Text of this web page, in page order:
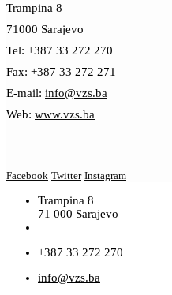
Trampina 8
71000 Sarajevo
Tel: +387 33 272 270
Fax: +387 33 272 271
E-mail: info@vzs.ba
Web: www.vzs.ba
Facebook Twitter Instagram
Trampina 8
71 000 Sarajevo
+387 33 272 270
info@vzs.ba